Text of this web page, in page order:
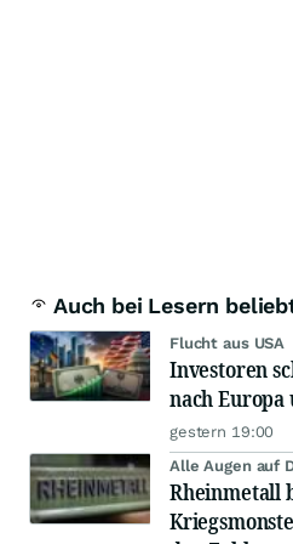
Auch bei Lesern
Flucht aus USA
Investoren
nach Europa
gestern 19:00
Alle Augen auf
Rheinmetall